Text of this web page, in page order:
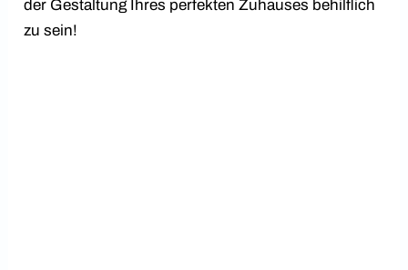
der Gestaltung Ihres perfekten Zuhauses behilflich
zu sein!